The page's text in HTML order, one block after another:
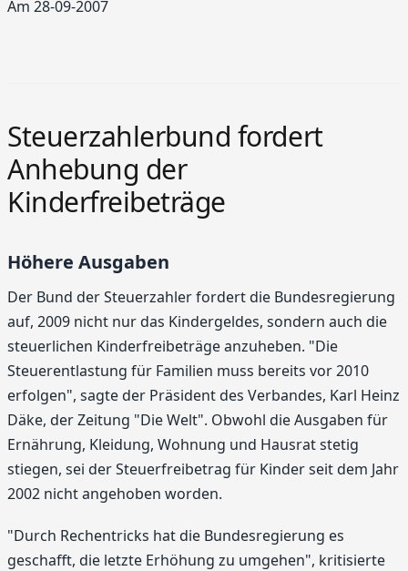
Am 28-09-2007
Steuerzahlerbund fordert
Anhebung der
Kinderfreibeträge
Höhere Ausgaben
Der Bund der Steuerzahler fordert die Bundesregierung
auf, 2009 nicht nur das Kindergeldes, sondern auch die
steuerlichen Kinderfreibeträge anzuheben. "Die
Steuerentlastung für Familien muss bereits vor 2010
erfolgen", sagte der Präsident des Verbandes, Karl Heinz
Däke, der Zeitung "Die Welt". Obwohl die Ausgaben für
Ernährung, Kleidung, Wohnung und Hausrat stetig
stiegen, sei der Steuerfreibetrag für Kinder seit dem Jahr
2002 nicht angehoben worden.
"Durch Rechentricks hat die Bundesregierung es
geschafft, die letzte Erhöhung zu umgehen", kritisierte